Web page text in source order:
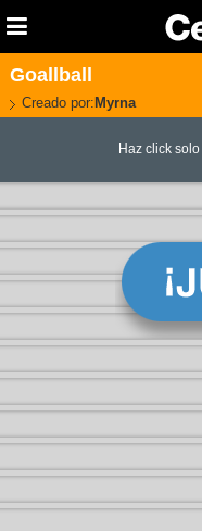
Goallball
Creado por: Myrna
Haz click